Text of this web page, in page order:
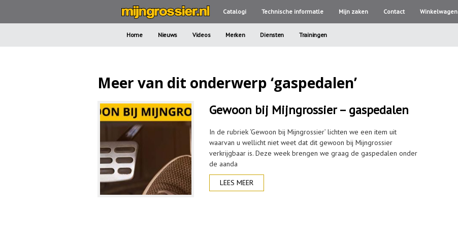
Catalogi Technische informatle Mijn zaken Contact Winkelwagen
Home Nieuws Videos Merken Diensten Trainingen
Meer van dit onderwerp ‘gaspedalen’
Gewoon bij Mijngrossier – gaspedalen
In de rubriek ‘Gewoon bij Mijngrossier’ lichten we een item uit
waarvan u wellicht niet weet dat dit gewoon bij Mijngrossier
verkrijgbaar is. Deze week brengen we graag de gaspedalen onder
de aanda
LEES MEER